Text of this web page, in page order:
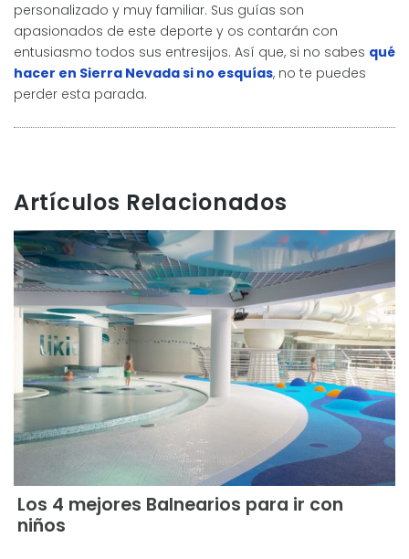
personalizado y muy familiar. Sus guías son
apasionados de este deporte y os contarán con
entusiasmo todos sus entresijos. Así que, si no sabes qué
hacer en Sierra Nevada si no esquías, no te puedes
perder esta parada.
Artículos Relacionados
Los 4 mejores Balnearios para ir con
niños